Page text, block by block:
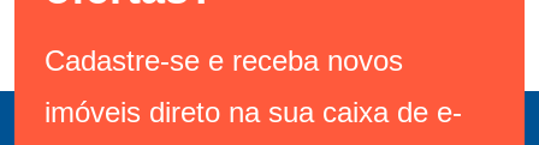
Cadastre-se e receba novos
imóveis direto na sua caixa de e-